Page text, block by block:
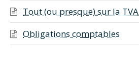
Tout (ou presque) sur la TVA
Obligations comptables